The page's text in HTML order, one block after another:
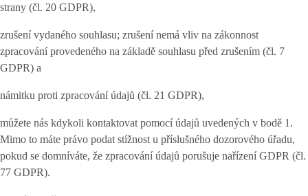
strany (čl. 20 GDPR),
zrušení vydaného souhlasu; zrušení nemá vliv na zákonnost
zpracování provedeného na základě souhlasu před zrušením (čl. 7
GDPR) a
námitku proti zpracování údajů (čl. 21 GDPR),
můžete nás kdykoli kontaktovat pomocí údajů uvedených v bodě 1.
Mimo to máte právo podat stížnost u příslušného dozorového úřadu,
pokud se domníváte, že zpracování údajů porušuje nařízení GDPR (čl.
77 GDPR).